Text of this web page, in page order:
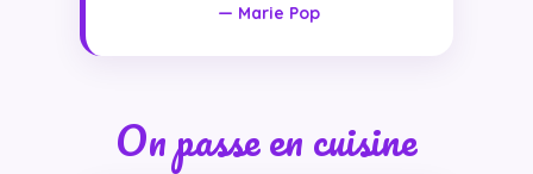
— Marie Pop
On passe en cuisine